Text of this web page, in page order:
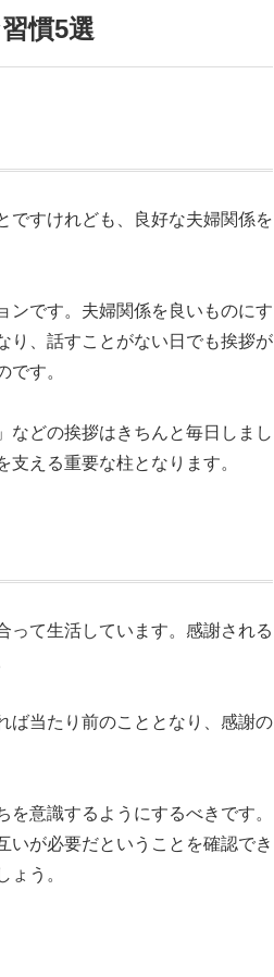
慣5選
ですけれども、良好な夫婦関係を
ンです。夫婦関係を良いものにす
り、話すことがない日でも挨拶が
す。
などの挨拶はきちんと毎日しまし
える重要な柱となります。
って生活しています。感謝される
ば当たり前のこととなり、感謝の
意識するようにするべきです。
いが必要だということを確認でき
ょう。